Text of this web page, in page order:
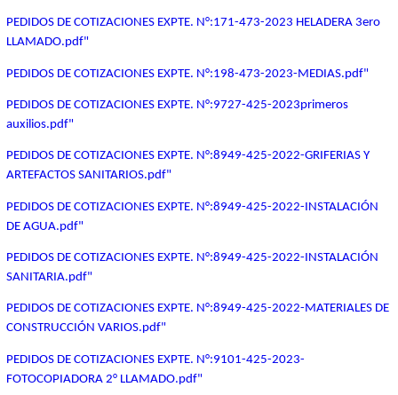
PEDIDOS DE COTIZACIONES EXPTE. N°:171-473-2023 HELADERA 3ero
LLAMADO.pdf"
PEDIDOS DE COTIZACIONES EXPTE. N°:198-473-2023-MEDIAS.pdf"
PEDIDOS DE COTIZACIONES EXPTE. N°:9727-425-2023primeros
auxilios.pdf"
PEDIDOS DE COTIZACIONES EXPTE. N°:8949-425-2022-GRIFERIAS Y
ARTEFACTOS SANITARIOS.pdf"
PEDIDOS DE COTIZACIONES EXPTE. N°:8949-425-2022-INSTALACIÓN
DE AGUA.pdf"
PEDIDOS DE COTIZACIONES EXPTE. N°:8949-425-2022-INSTALACIÓN
SANITARIA.pdf"
PEDIDOS DE COTIZACIONES EXPTE. N°:8949-425-2022-MATERIALES DE
CONSTRUCCIÓN VARIOS.pdf"
PEDIDOS DE COTIZACIONES EXPTE. N°:9101-425-2023-
FOTOCOPIADORA 2° LLAMADO.pdf"